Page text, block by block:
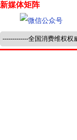
新媒体矩阵